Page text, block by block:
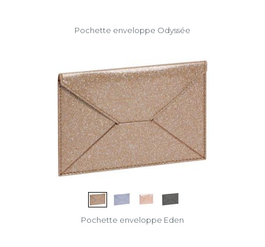
Pochette enveloppe Odyssée
Pochette enveloppe Eden